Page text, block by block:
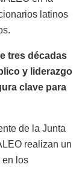
latinos
tres décadas
y liderazgo
clave para
de la Junta
realizan un
en los